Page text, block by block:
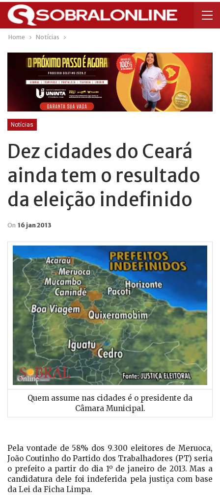
Home Notícias
Notícias
Dez cidades do Ceará
ainda tem o resultado
da eleição indefinido
On 16 jan 2013
Quem assume nas cidades é o presidente da
Câmara Municipal.
Pela vontade de 58% dos 9.300 eleitores de Meruoca,
João Coutinho do Partido dos Trabalhadores (PT) seria
o prefeito a partir do dia 1º de janeiro de 2013. Mas a
candidatura dele foi indeferida pela justiça com base
da Lei da Ficha Limpa.